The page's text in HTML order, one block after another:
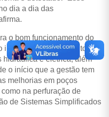
dia a dia das
o bom funcionamento do
incluiu os procedimentos de
hidráulica e elétrica, além
o início que a gestão tem
melhorias em poços
na perfuração de
de Sistemas Simplificados